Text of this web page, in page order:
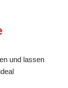
und lassen